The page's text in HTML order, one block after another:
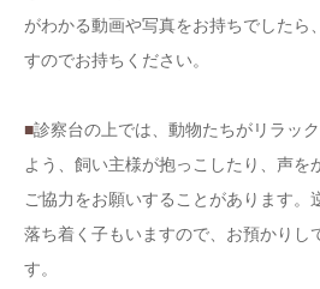
がわかる動画や写真をお持ちでしたら
すのでお持ちください。
■診察台の上では、動物たちがリラッ
よう、飼い主様が抱っこしたり、声を
ご協力をお願いすることがあります。
落ち着く子もいますので、お預かりし
す。